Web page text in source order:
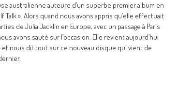
australienne auteure d’un superbe premier album en
Talk ». Alors quand nous avons appris qu’elle effectuait
de Julia Jacklin en Europe, avec un passage à Paris
avons sauté sur l’occasion. Elle revient aujourd’hui
et nous dit tout sur ce nouveau disque qui vient de